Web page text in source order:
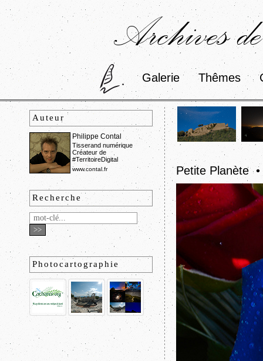
Archives
Galerie Thêmes
Auteur
Philippe Contal
Tisserand numérique
Créateur de
#TerritoireDigital
www.contal.fr
Recherche
Photocartographie
Petite Planète